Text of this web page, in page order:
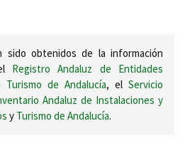
sido obtenidos de la información
Registro Andaluz de Entidades
de Andalucía, el Servicio
Andaluz de Instalaciones y
y Turismo de Andalucía.